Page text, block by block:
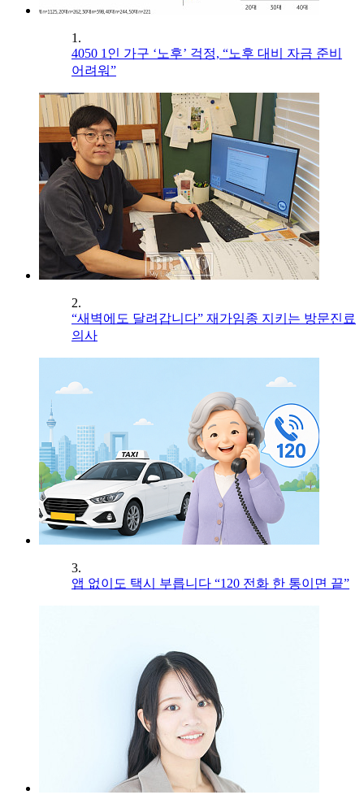
1.
4050 1인 가구 ‘노후’ 걱정, “노후 대비 자금 준비
어려워”
2.
“새벽에도 달려갑니다” 재가임종 지키는 방문진료
의사
3.
앱 없이도 택시 부릅니다 “120 전화 한 통이면 끝”